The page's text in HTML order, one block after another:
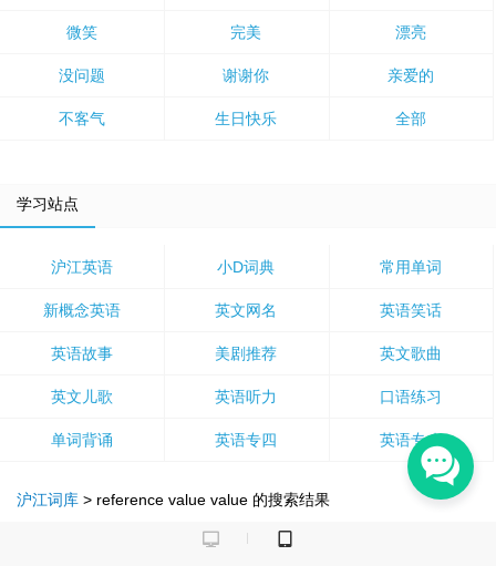
微笑 完美 漂亮
没问题 谢谢你 亲爱的
不客气 生日快乐 全部
学习站点
沪江英语 小D词典 常用单词
新概念英语 英文网名 英语笑话
英语故事 美剧推荐 英文歌曲
英文儿歌 英语听力 口语练习
单词背诵 英语专四 英语专八
沪江词库 > reference value value 的搜索结果